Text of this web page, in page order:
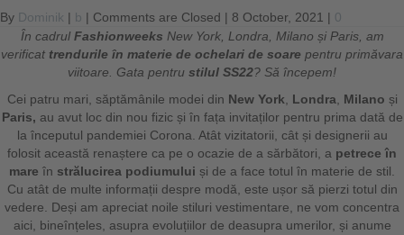
By Dominik | b | Comments are Closed | 8 October, 2021 | 0
În cadrul Fashionweeks New York, Londra, Milano și Paris, am
verificat trendurile în materie de ochelari de soare pentru primăvara
viitoare. Gata pentru stilul SS22? Să începem!
Cei patru mari, săptămânile modei din New York Londra Milano și
Paris, au avut loc din nou fizic și în fața invitaților pentru prima dată de
la începutul pandemiei Corona. Atât vizitatorii, cât și designerii au
folosit această renaștere ca pe o ocazie de a sărbători, a petrece în
mare în strălucirea podiumului și de a face totul în materie de stil.
Cu atât de multe informații despre modă, este ușor să pierzi totul din
vedere. Deși am apreciat noile stiluri vestimentare, ne vom concentra
aici, bineînțeles, asupra evoluțiilor de deasupra umerilor, și anume